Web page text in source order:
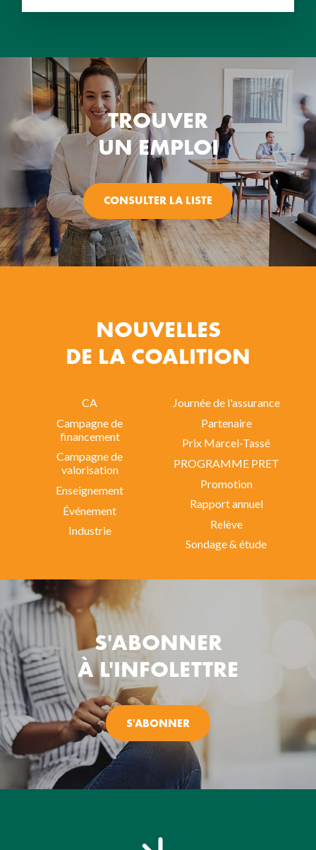
TROUVER
UN EMPLOI
CONSULTER LA LISTE
NOUVELLES
DE LA COALITION
CA
Campagne de
financement
Campagne de
valorisation
Enseignement
Événement
Industrie
Journée de l'assurance
Partenaire
Prix Marcel-Tassé
PROGRAMME PRET
Promotion
Rapport annuel
Relève
Sondage & étude
S'ABONNER
À L'INFOLETTRE
S'ABONNER